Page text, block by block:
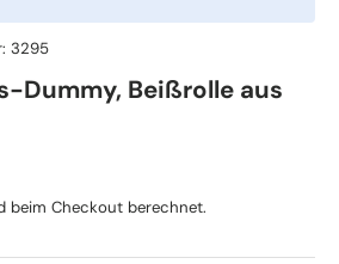
3295
Dummy, Beißrolle aus
beim Checkout berechnet.